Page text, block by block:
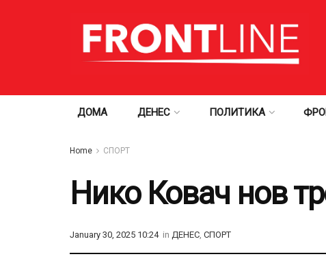
ДОМА ДЕНЕС ПОЛИТИКА
Home СПОРТ
Нико Ковач нов
January 30, 2025 10:24 in ДЕНЕС, СПОРТ